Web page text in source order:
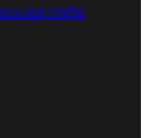
Visão